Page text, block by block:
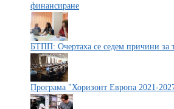
финансиране
БТПП: Очертаха се седем причини за
Програма "Хоризонт Европа 2021-